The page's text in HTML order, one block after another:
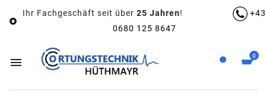

Ihr Fachgeschäft seit über 25 Jahren!
+43
0680 125 8647
 0